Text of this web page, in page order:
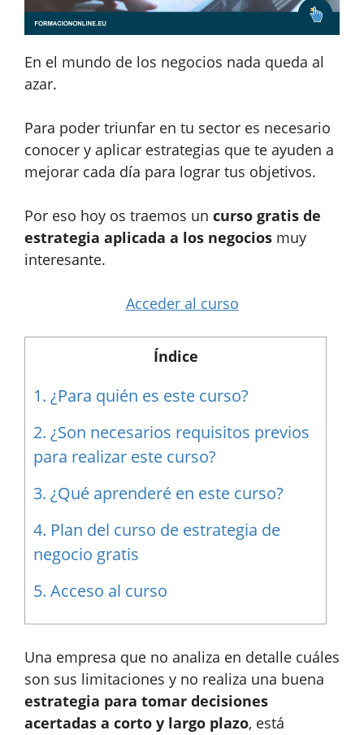
En el mundo de los negocios nada queda al
azar.
Para poder triunfar en tu sector es necesario
conocer y aplicar estrategias que te ayuden a
mejorar cada día para lograr tus objetivos.
Por eso hoy os traemos un curso gratis de
estrategia aplicada a los negocios muy
interesante.
Acceder al curso
Índice
1. ¿Para quién es este curso?
2. ¿Son necesarios requisitos previos
para realizar este curso?
3. ¿Qué aprenderé en este curso?
4. Plan del curso de estrategia de
negocio gratis
5. Acceso al curso
Una empresa que no analiza en detalle cuáles
son sus limitaciones y no realiza una buena
estrategia para tomar decisiones
acertadas a corto y largo plazo, está